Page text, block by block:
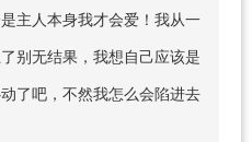
主人本身我才会爱！我从一
别无结果，我想自己应该是
了吧，不然我怎么会陷进去